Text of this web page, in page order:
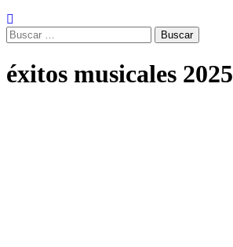
Buscar:
éxitos musicales 2025